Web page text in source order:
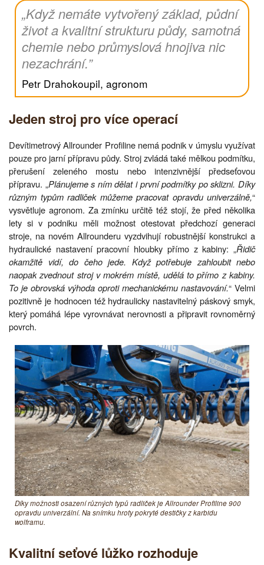
„Když nemáte vytvořený základ, půdní
život a kvalitní strukturu půdy, samotná
chemie nebo průmyslová hnojiva nic
nezachrání.”
Petr Drahokoupil, agronom
Jeden stroj pro více operací
Devítimetrový Allrounder Profiline nemá podnik v úmyslu využívat
pouze pro jarní přípravu půdy. Stroj zvládá také mělkou podmítku,
přerušení zeleného mostu nebo intenzivnější předseťovou
přípravu. „Plánujeme s ním dělat i první podmítky po sklizni. Díky
různým typům radliček můžeme pracovat opravdu univerzálně,“
vysvětluje agronom. Za zmínku určitě též stojí, že před několika
lety si v podniku měli možnost otestovat předchozí generaci
stroje, na novém Allrounderu vyzdvihují robustnější konstrukci a
hydraulické nastavení pracovní hloubky přímo z kabiny: „Řidič
okamžitě vidí, do čeho jede. Když potřebuje zahloubit nebo
naopak zvednout stroj v mokrém místě, udělá to přímo z kabiny.
To je obrovská výhoda oproti mechanickému nastavování.“ Velmi
pozitivně je hodnocen též hydraulicky nastavitelný páskový smyk,
který pomáhá lépe vyrovnávat nerovnosti a připravit rovnoměrný
povrch.
Díky možnosti osazení různých typů radliček je Allrounder Profiline 900
opravdu univerzální. Na snímku hroty pokryté destičky z karbidu
wolframu.
Kvalitní seťové lůžko rozhoduje